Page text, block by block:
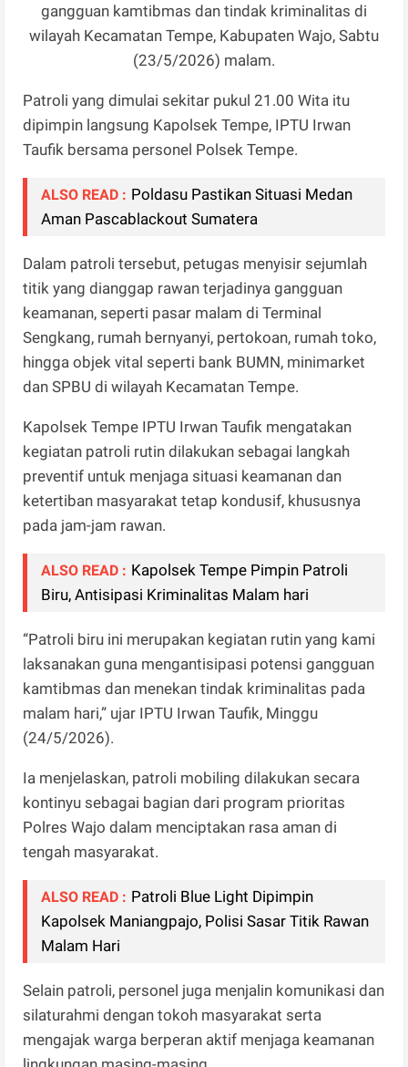
gangguan kamtibmas dan tindak kriminalitas di
wilayah Kecamatan Tempe, Kabupaten Wajo, Sabtu
(23/5/2026) malam.
Patroli yang dimulai sekitar pukul 21.00 Wita itu
dipimpin langsung Kapolsek Tempe, IPTU Irwan
Taufik bersama personel Polsek Tempe.
ALSO READ : Poldasu Pastikan Situasi Medan
Aman Pascablackout Sumatera
Dalam patroli tersebut, petugas menyisir sejumlah
titik yang dianggap rawan terjadinya gangguan
keamanan, seperti pasar malam di Terminal
Sengkang, rumah bernyanyi, pertokoan, rumah toko,
hingga objek vital seperti bank BUMN, minimarket
dan SPBU di wilayah Kecamatan Tempe.
Kapolsek Tempe IPTU Irwan Taufik mengatakan
kegiatan patroli rutin dilakukan sebagai langkah
preventif untuk menjaga situasi keamanan dan
ketertiban masyarakat tetap kondusif, khususnya
pada jam-jam rawan.
ALSO READ : Kapolsek Tempe Pimpin Patroli
Biru, Antisipasi Kriminalitas Malam hari
“Patroli biru ini merupakan kegiatan rutin yang kami
laksanakan guna mengantisipasi potensi gangguan
kamtibmas dan menekan tindak kriminalitas pada
malam hari,” ujar IPTU Irwan Taufik, Minggu
(24/5/2026).
Ia menjelaskan, patroli mobiling dilakukan secara
kontinyu sebagai bagian dari program prioritas
Polres Wajo dalam menciptakan rasa aman di
tengah masyarakat.
ALSO READ : Patroli Blue Light Dipimpin
Kapolsek Maniangpajo, Polisi Sasar Titik Rawan
Malam Hari
Selain patroli, personel juga menjalin komunikasi dan
silaturahmi dengan tokoh masyarakat serta
mengajak warga berperan aktif menjaga keamanan